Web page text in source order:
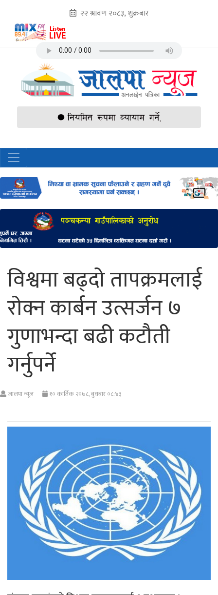
२२ श्रावण २०८३, शुक्रबार
विश्वमा बढ्दो तापक्रमलाई
राेक्न कार्बन उत्सर्जन ७
गुणाभन्दा बढी कटौती
गर्नुपर्ने
जालपा न्यूज १० कार्तिक २०७८, बुधबार ०८:४३